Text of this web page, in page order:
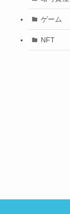
ゲーム
NFT